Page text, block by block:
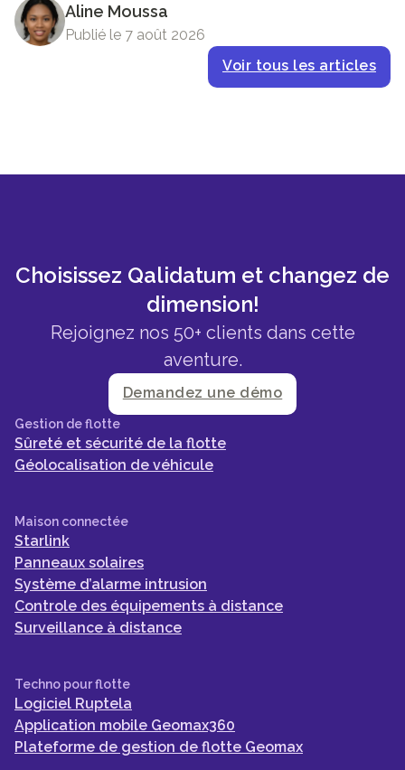
Aline Moussa
Publié le 7 août 2026
Voir tous les articles
Choisissez Qalidatum et changez de
dimension!
Rejoignez nos 50+ clients dans cette
aventure.
Demandez une démo
Gestion de flotte
Sûreté et sécurité de la flotte
Géolocalisation de véhicule
Maison connectée
Starlink
Panneaux solaires
Système d’alarme intrusion
Controle des équipements à distance
Surveillance à distance
Techno pour flotte
Logiciel Ruptela
Application mobile Geomax360
Plateforme de gestion de flotte Geomax